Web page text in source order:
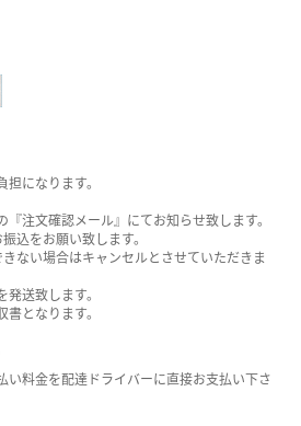
になります。
注文確認メール』にてお知らせ致します。
込をお願い致します。
ない場合はキャンセルとさせていただきま
送致します。
となります。
い料金を配達ドライバーに直接お支払い下さ